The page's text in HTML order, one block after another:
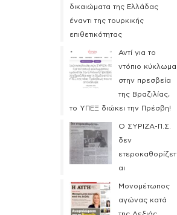
δικαιώματα της Ελλάδας
έναντι της τουρκικής
επιθετικότητας
Αντί για το
ντόπιο κύκλωμα
στην πρεσβεία
της Βραζιλίας,
το ΥΠΕΞ διώκει την Πρέσβη!
Ο ΣΥΡΙΖΑ-Π.Σ.
δεν
ετεροκαθορίζετ
αι
Μονομέτωπος
αγώνας κατά